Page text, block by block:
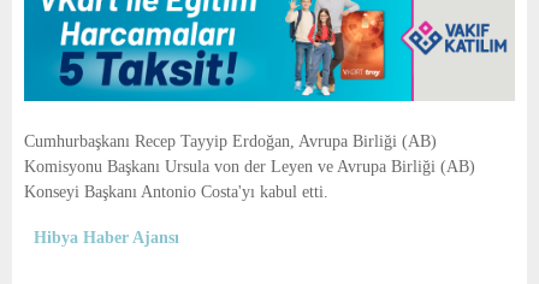
E
N
Cumhurbaşkanı Recep Tayyip Erdoğan, Avrupa Birliği (AB)
Komisyonu Başkanı Ursula von der Leyen ve Avrupa Birliği (AB)
Konseyi Başkanı Antonio Costa'yı kabul etti.
Hibya Haber Ajansı